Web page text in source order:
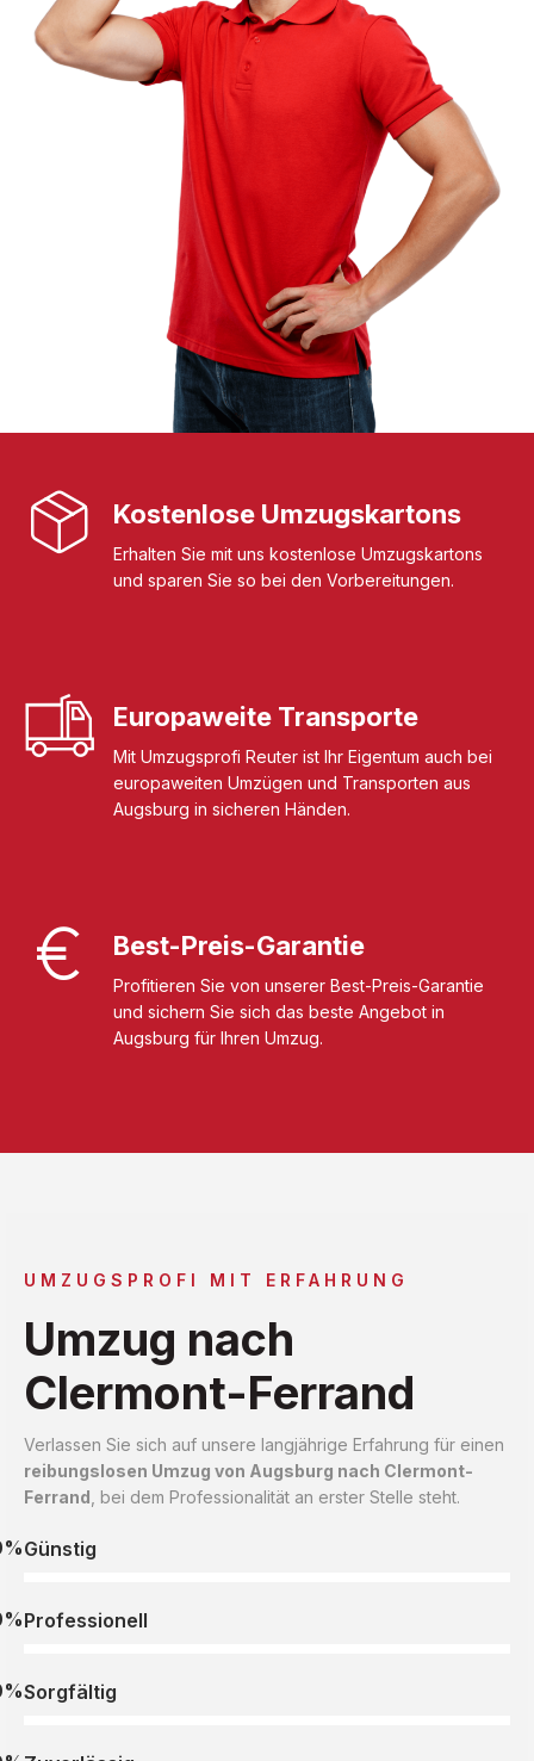
Kostenlose Umzugskartons
Erhalten Sie mit uns kostenlose Umzugskartons
und sparen Sie so bei den Vorbereitungen.
Europaweite Transporte
Mit Umzugsprofi Reuter ist Ihr Eigentum auch bei
europaweiten Umzügen und Transporten aus
Augsburg in sicheren Händen.
Best-Preis-Garantie
Profitieren Sie von unserer Best-Preis-Garantie
und sichern Sie sich das beste Angebot in
Augsburg für Ihren Umzug.
UMZUGSPROFI MIT ERFAHRUNG
Umzug nach
Clermont-Ferrand
Verlassen Sie sich auf unsere langjährige Erfahrung für einen
reibungslosen Umzug von Augsburg nach Clermont-
Ferrand , bei dem Professionalität an erster Stelle steht.
Günstig
Professionell
Sorgfältig